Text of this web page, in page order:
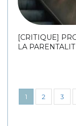
[CRITIQUE]
LA
1 2 3